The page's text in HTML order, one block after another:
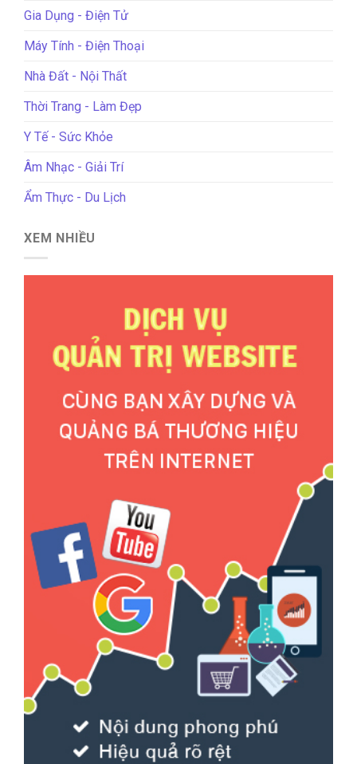
Gia Dụng - Điện Tử
Máy Tính - Điện Thoại
Nhà Đất - Nội Thất
Thời Trang - Làm Đẹp
Y Tế - Sức Khỏe
Âm Nhạc - Giải Trí
Ẩm Thực - Du Lịch
XEM NHIỀU